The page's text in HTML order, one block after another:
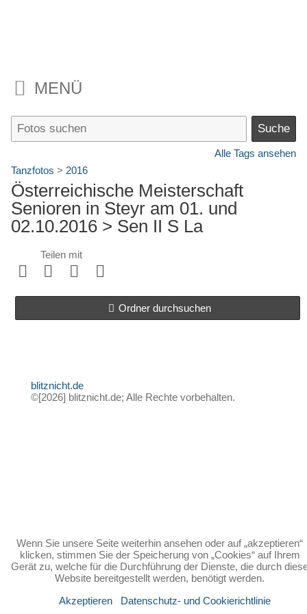
MENÜ
Alle Tags ansehen
Tanzfotos > 2016
Österreichische Meisterschaft
Senioren in Steyr am 01. und
02.10.2016 > Sen II S La
Teilen mit
Ordner durchsuchen
blitznicht.de
©[2026] blitznicht.de; Alle Rechte vorbehalten.
Wenn Sie unsere Seite weiterhin ansehen oder auf „akzeptieren“
klicken, stimmen Sie der Speicherung von „Cookies“ auf Ihrem
Gerät zu, welche für die Durchführung der Dienste, die durch
Website bereitgestellt werden, benötigt werden.
Akzeptieren
Datenschutz- und Cookierichtlinie